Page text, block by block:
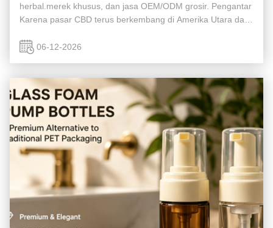
herbal.merek khusus, dan jasa OEM/ODM grosir. Pengantar
Karena pasar CBD terus berkembang di Amerika Utara dan
dalam menjaga kualitas produk, ...
06-12-2026